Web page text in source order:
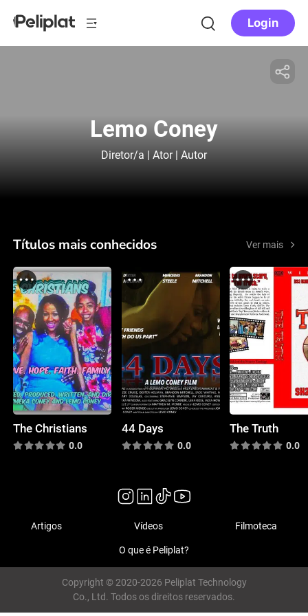
Login
Lemo Coney
Diretor/a | Ator | Autor
Títulos mais conhecidos Ver mais
The Christians
0.0
44 Days
0.0
The Truth
0.0
Artigos Vídeos Filmoteca
O que é Peliplat?
Copyright © 2020-2026 Peliplat Technology
Co., Ltd. Todos os direitos reservados.